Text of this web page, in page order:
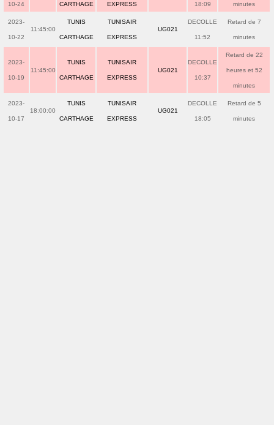
10-24 CARTHAGE EXPRESS 18:09 minutes
2023-
10-22
11:45:00
TUNIS
CARTHAGE
TUNISAIR
EXPRESS
UG021
DECOLLE
11:52
Retard de 7
minutes
2023-
10-19
11:45:00
TUNIS
CARTHAGE
TUNISAIR
EXPRESS
UG021
DECOLLE
10:37
Retard de 22
heures et 52
minutes
2023-
10-17
18:00:00
TUNIS
CARTHAGE
TUNISAIR
EXPRESS
UG021
DECOLLE
18:05
Retard de 5
minutes